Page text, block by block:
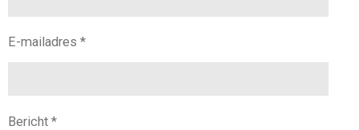
E-mailadres *
Bericht *